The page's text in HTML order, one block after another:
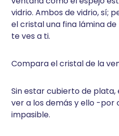
vidrio. Ambos de vidrio, sí;
el cristal una fina lámina
te ves a ti.
Compara el cristal de la
Sin estar cubierto de
ver a los demás y ello -
impasible.